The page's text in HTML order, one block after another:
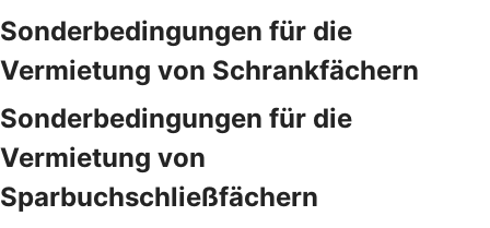
Sonderbedingungen für die
Vermietung von Schrankfächern
Sonderbedingungen für die
Vermietung von
Sparbuchschließfächern